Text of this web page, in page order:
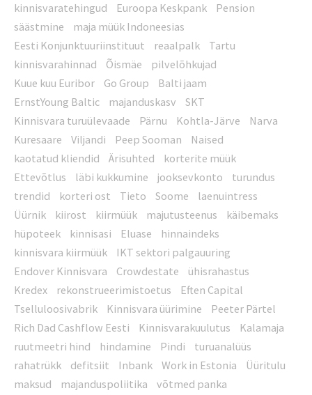
kinnisvaratehingud
Euroopa Keskpank
Pension
säästmine
maja müük Indoneesias
Eesti Konjunktuuriinstituut
reaalpalk
Tartu
kinnisvarahinnad
Õismäe
pilvelõhkujad
Kuue kuu Euribor
Go Group
Balti jaam
ErnstYoung Baltic
majanduskasv
SKT
Kinnisvara turuülevaade
Pärnu Kohtla-Järve
Narva
Kuresaare
Viljandi Peep Sooman
Naised
kaotatud kliendid
Ärisuhted
korterite müük
Ettevõtlus
läbi kukkumine jooksevkonto
turundus
trendid
korteri ost Tieto Soome
laenuintress
Üürnik
kiirost kiirmüük majutusteenus
käibemaks
hüpoteek
kinnisasi Eluase
hinnaindeks
kinnisvara kiirmüük
IKT sektori palgauuring
Endover Kinnisvara
Crowdestate
ühisrahastus
Kredex
rekonstrueerimistoetus
Eften Capital
Tselluloosivabrik
Kinnisvara üürimine
Peeter Pärtel
Rich Dad Cashflow Eesti
Kinnisvarakuulutus
Kalamaja
ruutmeetri hind
hindamine Pindi
turuanalüüs
rahatrükk
defitsiit Inbank Work in Estonia
Üüritulu
maksud
majanduspoliitika võtmed panka